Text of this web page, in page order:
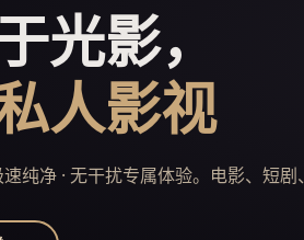
光影，
人影视
纯净 · 无干扰专属体验。电影、短剧